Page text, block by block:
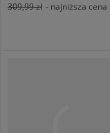
309,99 zł - najniższa cena